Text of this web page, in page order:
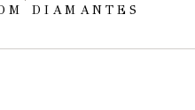
DIAMANTES